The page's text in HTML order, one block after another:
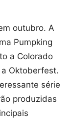
outubro. A
Pumpking
a Colorado
Oktoberfest.
série
produzidas